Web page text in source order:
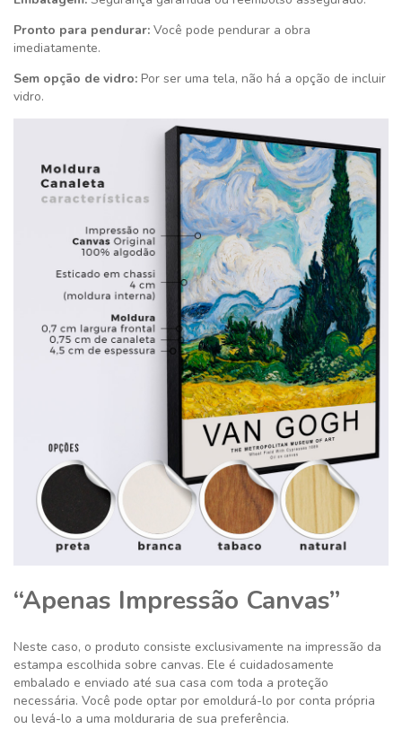
Pronto para pendurar: Você pode pendurar a obra
imediatamente.
Sem opção de vidro: Por ser uma tela, não há a opção de incluir
vidro.
“Apenas Impressão Canvas”
Neste caso, o produto consiste exclusivamente na impressão da
estampa escolhida sobre canvas. Ele é cuidadosamente
embalado e enviado até sua casa com toda a proteção
necessária. Você pode optar por emoldurá-lo por conta própria
ou levá-lo a uma molduraria de sua preferência.